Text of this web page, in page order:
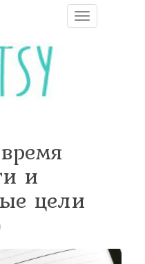
T
o
o
и
цели